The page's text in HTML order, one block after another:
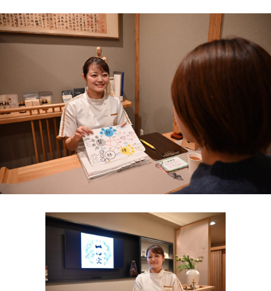
高校生の方へ 社会人・既卒者の方へ
学科・コース紹介
学校案内
入学案内
オープンキャンパス
活躍できるフィールド
キャンパスライフ
その他の情報